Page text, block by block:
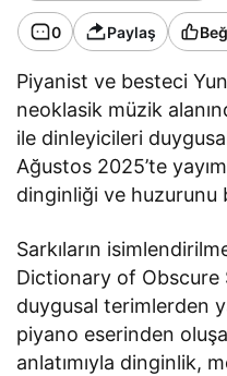
0 Paylaş
Piyanist ve besteci
neoklasik müzik
ile dinleyicileri
Ağustos 2025’te
dinginliği ve huzurunu
Sarkıların
Dictionary of
duygusal terimlerden
piyano eserinden
anlatımıyla dinginlik,